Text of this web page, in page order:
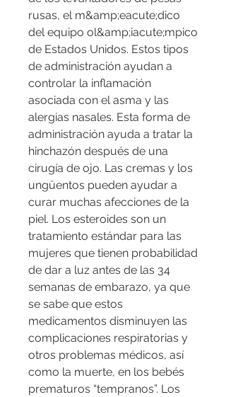
rusas, el m&amp;eacute;dico
del equipo ol&amp;iacute;mpico
de Estados Unidos. Estos tipos
de administración ayudan a
controlar la inflamación
asociada con el asma y las
alergias nasales. Esta forma de
administración ayuda a tratar la
hinchazón después de una
cirugía de ojo. Las cremas y los
ungüentos pueden ayudar a
curar muchas afecciones de la
piel. Los esteroides son un
tratamiento estándar para las
mujeres que tienen probabilidad
de dar a luz antes de las 34
semanas de embarazo, ya que
se sabe que estos
medicamentos disminuyen las
complicaciones respiratorias y
otros problemas médicos, así
como la muerte, en los bebés
prematuros “tempranos”. Los